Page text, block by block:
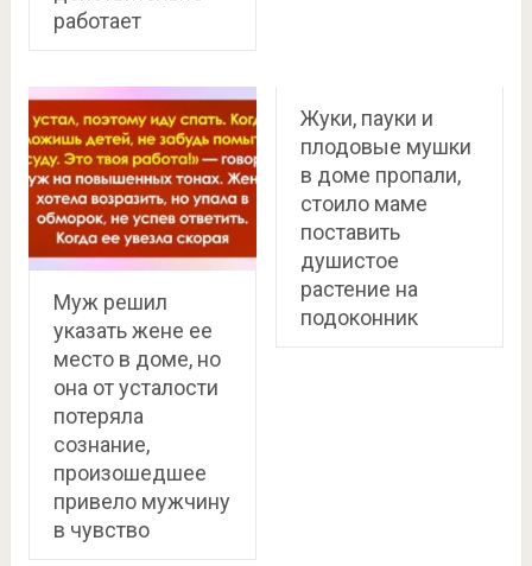
работает
Муж решил
указать жене ее
место в доме, но
она от усталости
потеряла
сознание,
произошедшее
привело мужчину
в чувство
Жуки, пауки и
плодовые мушки
в доме пропали,
стоило маме
поставить
душистое
растение на
подоконник